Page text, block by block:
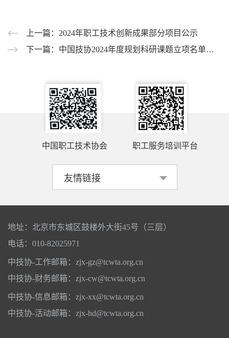
上一篇：2024年职工技术创新成果部分项目公示
下一篇：中国技协2024年度规划科研课题立项名单公示
中国职工技术协会 职工服务培训平台
地址：北京市东城区鼓楼外大街45号（三层）
电话：010-82025971
中技协-工作邮箱：zjx-gz@tcwta.org.cn
中技协-财务邮箱：zjx-cw@tcwta.org.cn
中技协-信息邮箱：zjx-xx@tcwta.org.cn
中技协-活动邮箱：zjx-hd@tcwta.org.cn